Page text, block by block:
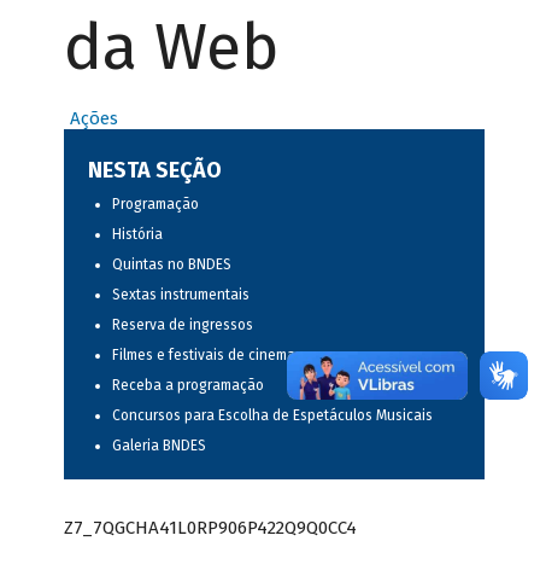
da Web
Ações
NESTA SEÇÃO
Programação
História
Quintas no BNDES
Sextas instrumentais
Reserva de ingressos
Filmes e festivais de cinema
Receba a programação
Concursos para Escolha de Espetáculos Musicais
Galeria BNDES
Z7_7QGCHA41L0RP906P422Q9Q0CC4